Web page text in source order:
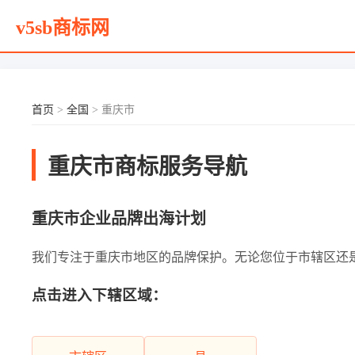
v5sb商标网
首页 > 全国 > 重庆市
重庆市商标服务导航
重庆市企业品牌出海计划
我们专注于重庆市地区的品牌保护。无论您位于市辖区
点击进入下辖区域：